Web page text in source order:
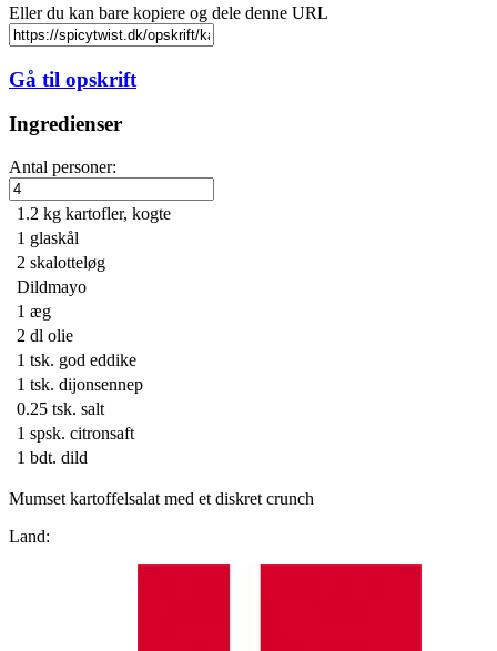
Eller du kan bare kopiere og dele denne URL
Gå til opskrift
Ingredienser
Antal personer:
1.2 kg kartofler, kogte
1 glaskål
2 skalotteløg
Dildmayo
1 æg
2 dl olie
1 tsk. god eddike
1 tsk. dijonsennep
0.25 tsk. salt
1 spsk. citronsaft
1 bdt. dild
Mumset kartoffelsalat med et diskret crunch
Land: